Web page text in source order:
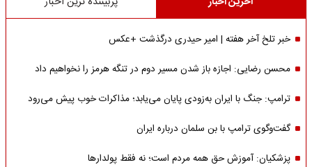
خبر تلخ آخر هفته | امیر حیدری درگذشت +عکس
محسن رضایی: اجازه باز شدن مسیر دوم در تنگه هرمز را نخواهیم داد
ترامپ: جنگ با ایران به‌زودی پایان می‌یابد؛ مذاکرات خوب پیش می‌رود
گفت‌وگوی ترامپ با بن سلمان درباره ایران
پزشکیان: آموزش حق همه مردم است؛ نه فقط پولدارها